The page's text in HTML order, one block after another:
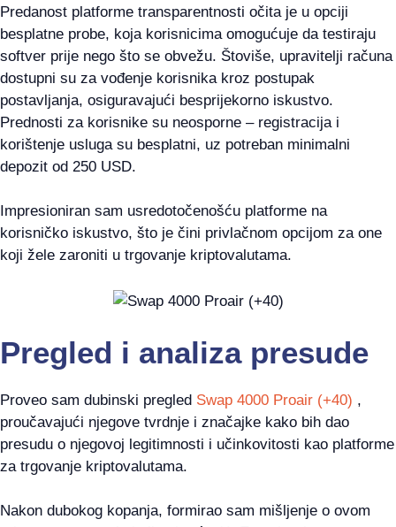
Predanost platforme transparentnosti očita je u opciji
besplatne probe, koja korisnicima omogućuje da testiraju
softver prije nego što se obvežu. Štoviše, upravitelji računa
dostupni su za vođenje korisnika kroz postupak
postavljanja, osiguravajući besprijekorno iskustvo.
Prednosti za korisnike su neosporne – registracija i
korištenje usluga su besplatni, uz potreban minimalni
depozit od 250 USD.
Impresioniran sam usredotočenošću platforme na
korisničko iskustvo, što je čini privlačnom opcijom za one
koji žele zaroniti u trgovanje kriptovalutama.
Pregled i analiza presude
Proveo sam dubinski pregled Swap 4000 Proair (+40) ,
proučavajući njegove tvrdnje i značajke kako bih dao
presudu o njegovoj legitimnosti i učinkovitosti kao platforme
za trgovanje kriptovalutama.
Nakon dubokog kopanja, formirao sam mišljenje o ovom